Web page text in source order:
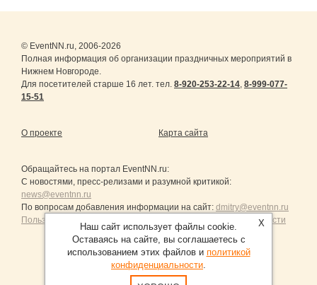
© EventNN.ru, 2006-2026
Полная информация об организации праздничных мероприятий в
Нижнем Новгороде.
Для посетителей старше 16 лет. тел. 8-920-253-22-14, 8-999-077-
15-51
О проекте Карта сайта
Обращайтесь на портал EventNN.ru:
С новостями, пресс-релизами и разумной критикой:
news@eventnn.ru
По вопросам добавления информации на сайт: dmitry@eventnn.ru
Пользовательское Соглашение и политика конфиденциальности
Продвижение сайтов Санкт-Петербург
X
Наш сайт использует файлы cookie.
Оставаясь на сайте, вы соглашаетесь с
использованием этих файлов и политикой
конфиденциальности.